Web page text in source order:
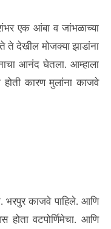
एक आंबा व जांभळाच्या
ते देखील मोजक्या झाडांना
आनंद घेतला. आम्हाला
कारण मुलांना काजवे
भरपुर काजवे पाहिले. आणि
होता वटपोर्णिमेचा. आणि